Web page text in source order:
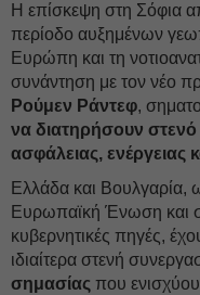
Η επίσκεψη στη Σόφια
περίοδο αυξημένων
Ευρώπη και τη
συνάντηση με τον νέο
Ρούμεν Ράντεφ,
να διατηρήσουν
ασφάλειας, ενέργειας
Ελλάδα και Βουλγαρία,
Ευρωπαϊκή Ένωση και
κυβερνητικές πηγές,
ιδιαίτερα στενή
σημασίας που